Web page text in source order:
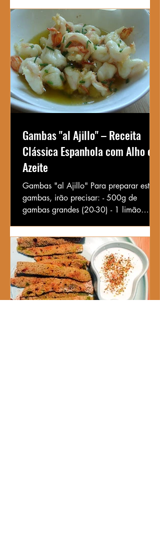
Gambas "al Ajillo" – Receita
Clássica Espanhola com Alho e
Azeite
Gambas "al Ajillo" Para preparar estas
gambas, irão precisar: - 500g de
gambas grandes (20-30) - 1 limão